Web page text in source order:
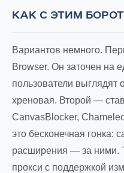
КАК С ЭТИМ
Вариантов немного.
Browser. Он заточен на
пользователи
хреновая. Второй —
CanvasBlocker,
это бесконечная гонка:
расширения — за ними.
прокси с поддержкой